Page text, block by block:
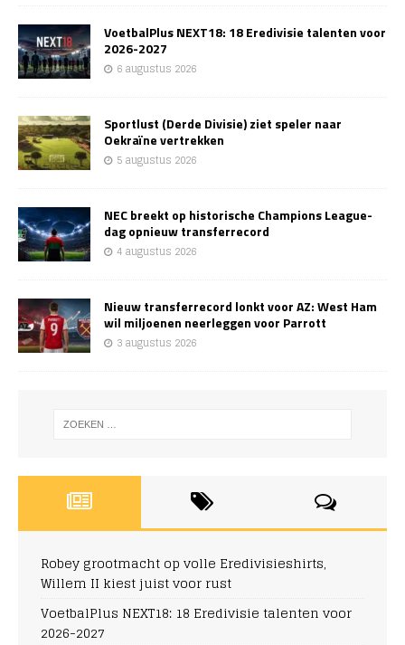
VoetbalPlus NEXT18: 18 Eredivisie talenten voor
2026-2027
6 augustus 2026
Sportlust (Derde Divisie) ziet speler naar
Oekraïne vertrekken
5 augustus 2026
NEC breekt op historische Champions League-
dag opnieuw transferrecord
4 augustus 2026
Nieuw transferrecord lonkt voor AZ: West Ham
wil miljoenen neerleggen voor Parrott
3 augustus 2026
Robey grootmacht op volle Eredivisieshirts,
Willem II kiest juist voor rust
VoetbalPlus NEXT18: 18 Eredivisie talenten voor
2026-2027